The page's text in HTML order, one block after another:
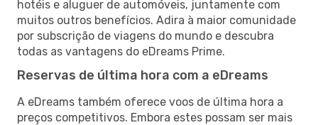
hotéis e aluguer de automóveis, juntamente com
muitos outros benefícios. Adira à maior comunidade
por subscrição de viagens do mundo e descubra
todas as vantagens do eDreams Prime.
Reservas de última hora com a eDreams
A eDreams também oferece voos de última hora a
preços competitivos. Embora estes possam ser mais